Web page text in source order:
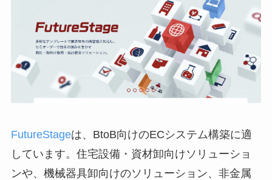
FutureStageは、BtoB向けのECシステム構築に適
しています。住宅設備・資材卸向けソリューショ
ンや、機械器具卸向けのソリューション、非金属